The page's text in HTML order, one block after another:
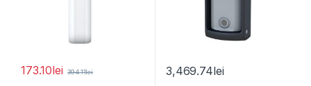
173.10lei 394.11lei 3,469.74lei